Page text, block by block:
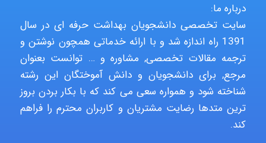
Rtk2099
Arshiaaihsra
درباره ما:
سایت تخصصی دانشجویان بهداشت حرفه ای در سال
1391 راه اندازه شد و با ارائه خدماتی همچون نوشتن و
ترجمه مقالات تخصصی, مشاوره و … توانست بعنوان
مرجع, برای دانشجویان و دانش آموختگان این رشته
شناخته شود و همواره سعی می کند که با بکار بردن بروز
ترین متدها رضایت مشتریان و کاربران محترم را فراهم
کند.